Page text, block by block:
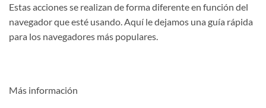
Estas acciones se realizan de forma diferente en función del
navegador que esté usando. Aquí le dejamos una guía rápida
para los navegadores más populares.
Más información